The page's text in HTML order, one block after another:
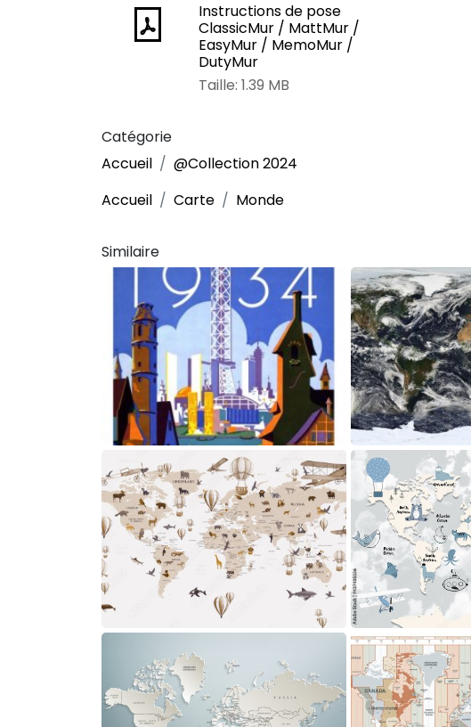
Instructions de pose
ClassicMur / MattMur /
EasyMur / MemoMur /
DutyMur
Taille: 1.39 MB
Catégorie
Accueil
@Collection 2024
Accueil
Carte Monde
Similaire